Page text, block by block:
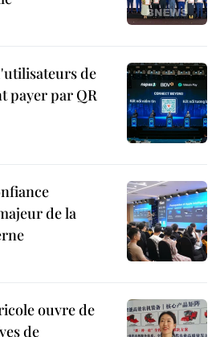
de
payer par QR
de la
ouvre de
de